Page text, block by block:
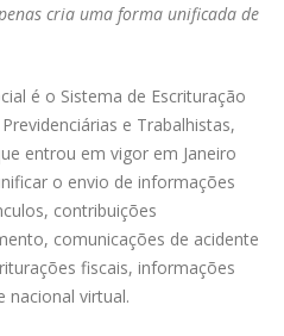
cria uma forma unificada de
é o Sistema de Escrituração
e Trabalhistas,
entrou em vigor em Janeiro
o envio de informações
contribuições
comunicações de acidente
fiscais, informações
nacional virtual.